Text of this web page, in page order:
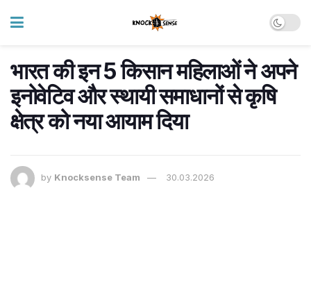
भारत की इन 5 किसान महिलाओं ने अपने
इनोवेटिव और स्थायी समाधानों से कृषि
क्षेत्र को नया आयाम दिया
by Knocksense Team 30.03.2026